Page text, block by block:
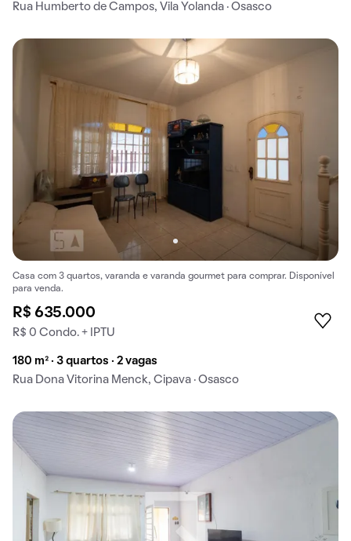
Rua Humberto de Campos, Vila Yolanda · Osasco
Casa com 3 quartos, varanda e varanda gourmet para comprar. Disponível
para venda.
R$ 635.000
R$ 0 Condo. + IPTU
180 m² · 3 quartos · 2 vagas
Rua Dona Vitorina Menck, Cipava · Osasco